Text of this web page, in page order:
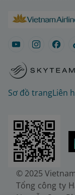
Sơ đồ trangLiên
© 2025
Tổng công ty